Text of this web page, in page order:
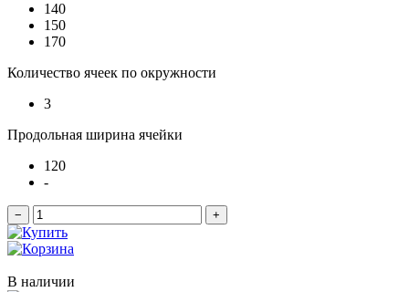
140
150
170
Количество ячеек по окружности
3
Продольная ширина ячейки
120
-
− +
В наличии